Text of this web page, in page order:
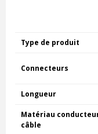
Type de produit
Connecteurs
Longueur
Matériau
câble